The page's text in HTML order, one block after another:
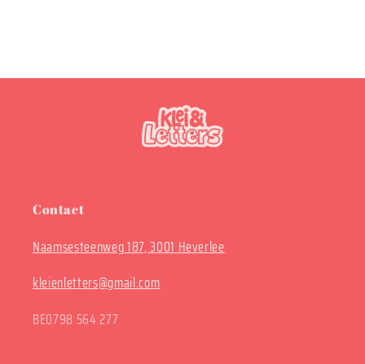
Contact
Naamsesteenweg 187, 3001 Heverlee
kleienletters@gmail.com
BE0798 564 277